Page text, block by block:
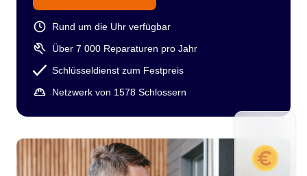
Rund um die Uhr verfügbar
Über 7 000 Reparaturen pro Jahr
Schlüsseldienst zum Festpreis
Netzwerk von 1578 Schlossern